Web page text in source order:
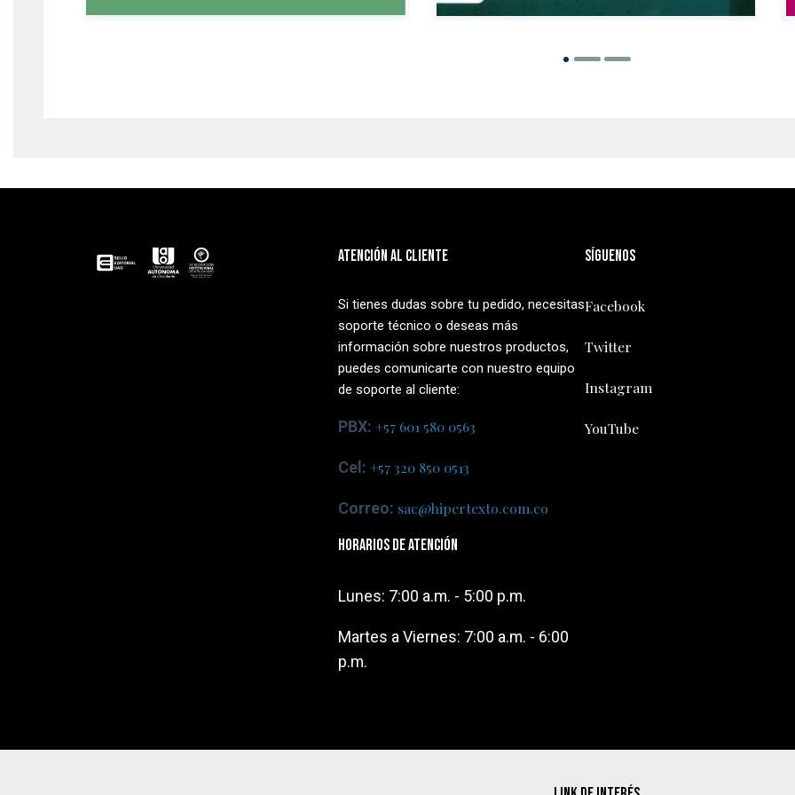
Atención al cliente
Si tienes dudas sobre tu pedido, necesitas
soporte técnico o deseas más
información sobre nuestros productos,
puedes comunicarte con nuestro equipo
de soporte al cliente:
PBX: +57 601 580 0563
Cel: +57 320 850 0513
Correo: sac@hipertexto.com.co
Horarios de atención
Lunes: 7:00 a.m. - 5:00 p.m.
Martes a Viernes: 7:00 a.m. - 6:00
p.m.
Síguenos
Facebook
Twitter
Instagram
YouTube